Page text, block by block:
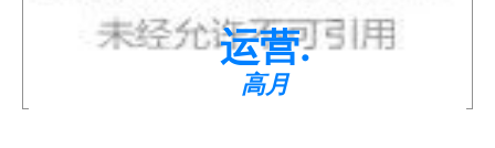
运营.
高月